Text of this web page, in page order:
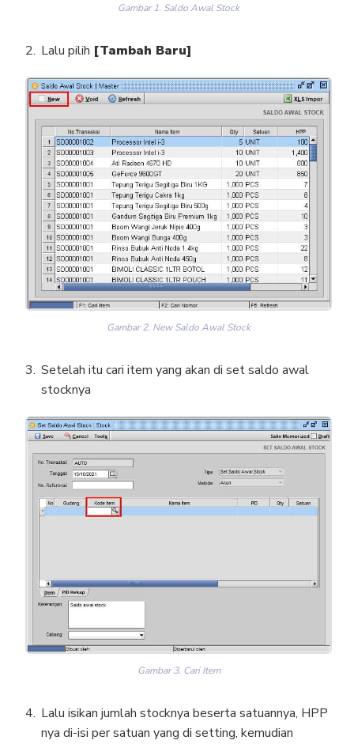
Gambar 1. Saldo Awal Stock
Lalu pilih [Tambah Baru]
Gambar 2. New Saldo Awal Stock
Setelah itu cari item yang akan di set saldo awal
stocknya
Gambar 3. Cari Item
Lalu isikan jumlah stocknya beserta satuannya, HPP
nya di-isi per satuan yang di setting, kemudian